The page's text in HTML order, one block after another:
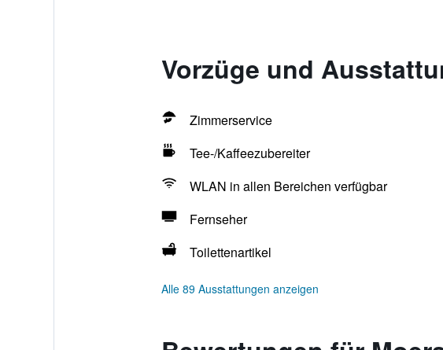
Vorzüge und
Zimmerservice
Tee-/Kaffeezubereiter
WLAN in allen Bereichen verfügbar
Fernseher
Toilettenartikel
Alle 89 Ausstattungen anzeigen